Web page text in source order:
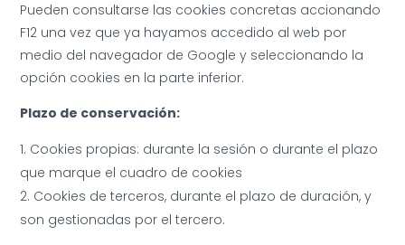
Pueden consultarse las cookies concretas accionando
F12 una vez que ya hayamos accedido al web por
medio del navegador de Google y seleccionando la
opción cookies en la parte inferior.
Plazo de conservación:
Cookies propias: durante la sesión o durante el plazo
que marque el cuadro de cookies
Cookies de terceros, durante el plazo de duración, y
son gestionadas por el tercero.